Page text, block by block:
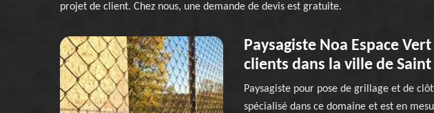
projet de client. Chez nous, une demande de devis est gratuite.
Paysagiste Noa Espace Vert
clients dans la ville de
Paysagiste pour pose de grillage et de
spécialisé dans ce domaine et est en